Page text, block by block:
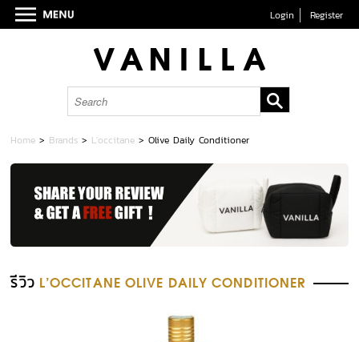
Login Register
Home > Brands > L'occitane >Olive Daily Conditioner
รีวิว L'OCCITANE OLIVE DAILY CONDITIONER